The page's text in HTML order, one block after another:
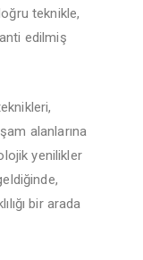
teknikle,
edilmiş
alanlarına
yenilikler
bir arada